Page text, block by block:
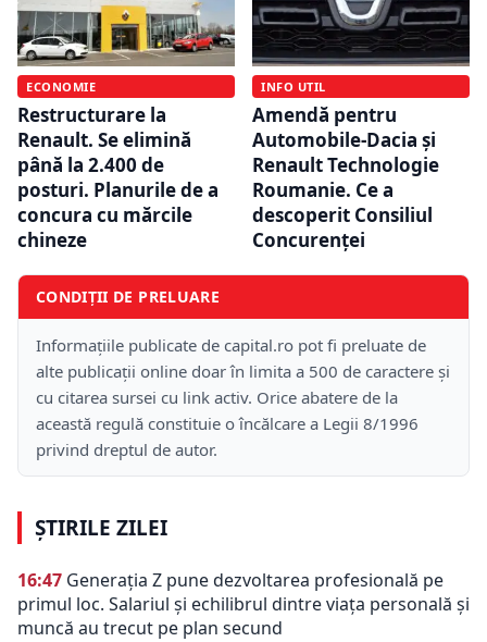
ECONOMIE
Restructurare la
Renault. Se elimină
până la 2.400 de
posturi. Planurile de a
concura cu mărcile
chineze
INFO UTIL
Amendă pentru
Automobile-Dacia şi
Renault Technologie
Roumanie. Ce a
descoperit Consiliul
Concurenţei
CONDIȚII DE PRELUARE
Informațiile publicate de capital.ro pot fi preluate de
alte publicații online doar în limita a 500 de caractere și
cu citarea sursei cu link activ. Orice abatere de la
această regulă constituie o încălcare a Legii 8/1996
privind dreptul de autor.
ȘTIRILE ZILEI
16:47 Generația Z pune dezvoltarea profesională pe
primul loc. Salariul și echilibrul dintre viața personală și
muncă au trecut pe plan secund